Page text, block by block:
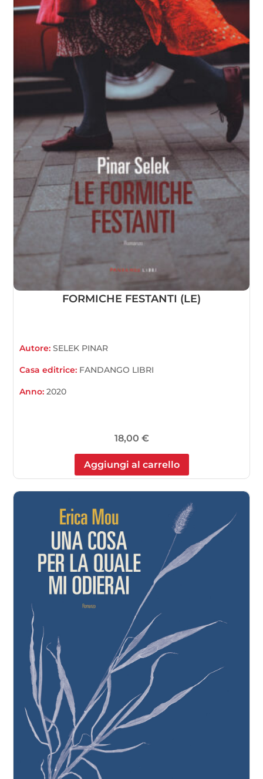
FORMICHE FESTANTI (LE)
Autore:SELEK PINAR
Casa editrice: FANDANGO LIBRI
Anno:2020
18,00 €
Aggiungi al carrello